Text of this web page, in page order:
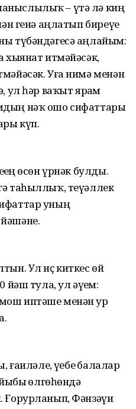
– үтә лә киң
генә аңлатып биреүе
түбәндәгесә аңлайым:
хыянат итмәйәсәк,
Уға нимә менән
ул һәр ваҡыт ярҙам
нәҡ ошо сифаттары
күп.
өсөн үрнәк булды.
таһыллыҡ, теүәллек
уның
Ул иҫ киткес өй
йәш тула, ул әүҙем:
иптәше менән ҙур
үҙебеҙ балалар
өлгөһөндә
Ғорурланып, Фәнзәүи